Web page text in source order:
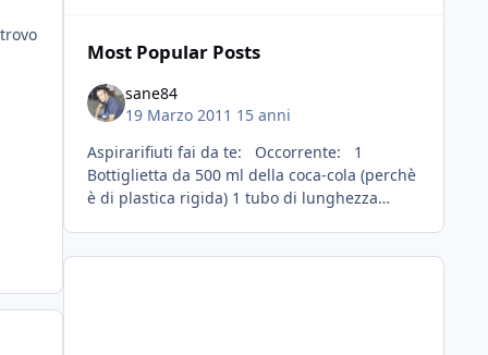
Most Popular Posts
sane84
19 Marzo 2011 15 anni
Aspirarifiuti fai da te: Occorrente: 1
Bottiglietta da 500 ml della coca-cola (perchè
è di plastica rigida) 1 tubo di lunghezza